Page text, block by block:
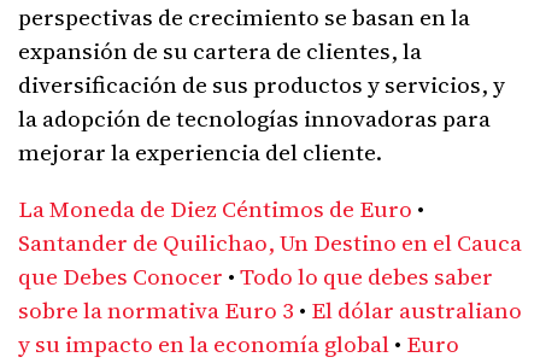
perspectivas de crecimiento se basan en la
expansión de su cartera de clientes, la
diversificación de sus productos y servicios, y
la adopción de tecnologías innovadoras para
mejorar la experiencia del cliente.
La Moneda de Diez Céntimos de Euro •
Santander de Quilichao, Un Destino en el Cauca
que Debes Conocer •Todo lo que debes saber
sobre la normativa Euro 3 • El dólar australiano
y su impacto en la economía global• Euro